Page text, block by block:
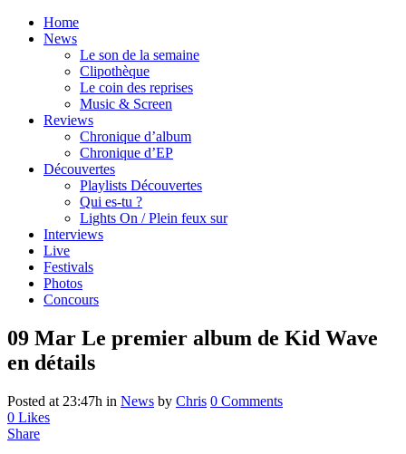
Home
News
Le son de la semaine
Clipothèque
Le coin des reprises
Music & Screen
Reviews
Chronique d’album
Chronique d’EP
Découvertes
Playlists Découvertes
Qui es-tu ?
Lights On / Plein feux sur
Interviews
Live
Festivals
Photos
Concours
09 Mar Le premier album de Kid Wave
en détails
Posted at 23:47h in News by Chris 0 Comments
0 Likes
Share